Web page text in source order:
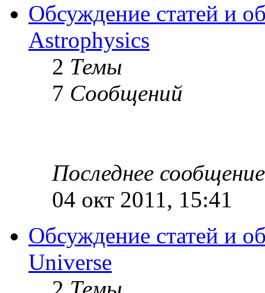
Обсуждение статей и
Astrophysics
2 Темы
7 Сообщений
Последнее сообщение
04 окт 2011, 15:41
Обсуждение статей и
Universe